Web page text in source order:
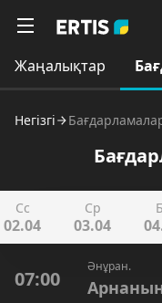
Жаңалықтар
Негізгі
Сс
02.04
Ср
03.04
07:00
Әнұран.